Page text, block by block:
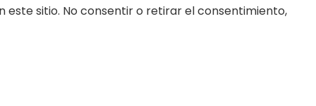
sitio. No consentir o retirar el consentimiento,